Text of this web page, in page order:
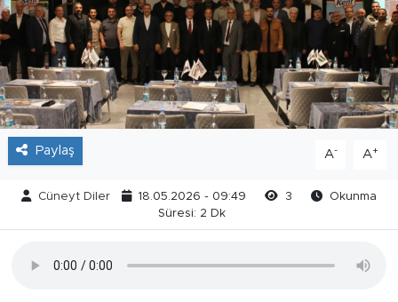
Paylaş A- A+
Cüneyt Diler 18.05.2026 - 09:49 3
Okunma
Süresi: 2 Dk